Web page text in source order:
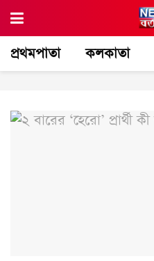
প্রথমপাতা কলকাতা